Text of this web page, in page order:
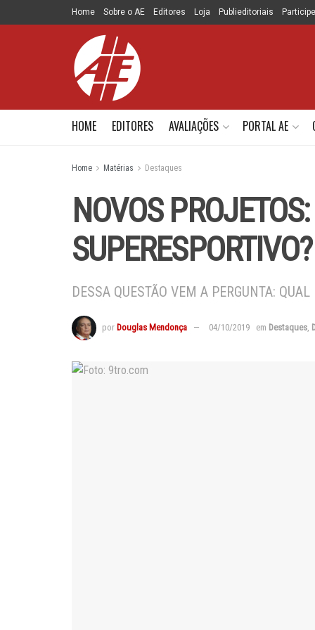
Home Sobre o AE Editores Loja Publieditoriais
HOME EDITORES AVALIAÇÕES PORTAL AE
Home Matérias Destaques
NOVOS
SUPERESPORTIVO?
DESSA QUESTÃO VEM A PERGUNTA:
por Douglas Mendonça 04/10/2019 em Destaques,